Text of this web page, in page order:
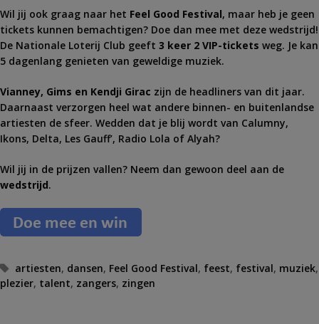
Wil jij ook graag naar het Feel Good Festival, maar heb je geen
tickets kunnen bemachtigen? Doe dan mee met deze wedstrijd!
De Nationale Loterij Club geeft 3 keer 2 VIP-tickets weg. Je kan
5 dagenlang genieten van geweldige muziek.
Vianney, Gims en Kendji Girac zijn de headliners van dit jaar.
Daarnaast verzorgen heel wat andere binnen- en buitenlandse
artiesten de sfeer. Wedden dat je blij wordt van Calumny,
Ikons, Delta, Les Gauff’, Radio Lola of Alyah?
Wil jij in de prijzen vallen? Neem dan gewoon deel aan de
wedstrijd.
T
a
artiesten, dansen, Feel Good Festival, feest, festival, muziek,
plezier, talent, zangers, zingen